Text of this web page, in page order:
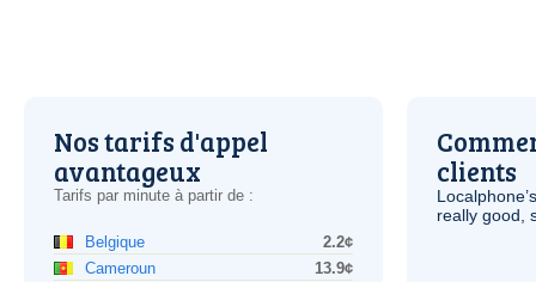
Nos tarifs d'appel
avantageux
Tarifs par minute à partir de :
Belgique
2.2¢
Cameroun
13.9¢
clients
really good,